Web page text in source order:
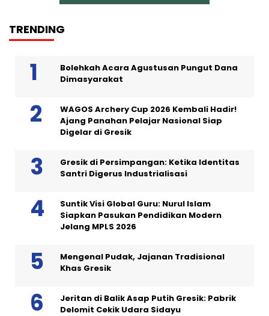
TRENDING
Bolehkah Acara Agustusan Pungut Dana
Dimasyarakat
WAGOS Archery Cup 2026 Kembali Hadir!
Ajang Panahan Pelajar Nasional Siap
Digelar di Gresik
Gresik di Persimpangan: Ketika Identitas
Santri Digerus Industrialisasi
Suntik Visi Global Guru: Nurul Islam
Siapkan Pasukan Pendidikan Modern
Jelang MPLS 2026
Mengenal Pudak, Jajanan Tradisional
Khas Gresik
Jeritan di Balik Asap Putih Gresik: Pabrik
Delomit Cekik Udara Sidayu